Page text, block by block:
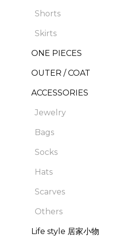
Shorts
Skirts
ONE PIECES
OUTER / COAT
ACCESSORIES
Jewelry
Bags
Socks
Hats
Scarves
Others
Life style 居家小物